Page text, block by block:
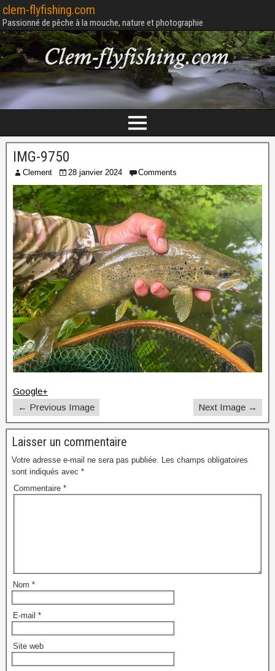
clem-flyfishing.com
Passionné de pêche à la mouche, nature et photographie
IMG-9750
Clement 28 janvier 2024 Comments
Google+
← Previous Image
Next Image →
Laisser un commentaire
Votre adresse e-mail ne sera pas publiée. Les champs obligatoires
sont indiqués avec *
Commentaire *
Nom *
E-mail *
Site web